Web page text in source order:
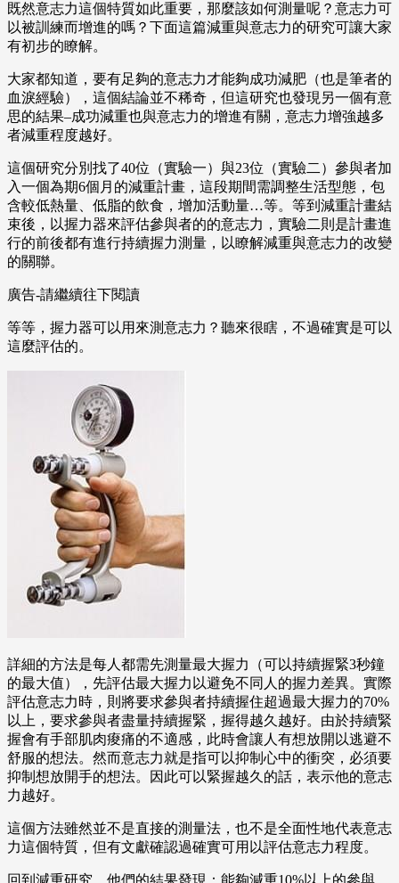
既然意志力這個特質如此重要，那麼該如何測量呢？意志力可
以被訓練而增進的嗎？下面這篇減重與意志力的研究可讓大家
有初步的瞭解。
大家都知道，要有足夠的意志力才能夠成功減肥（也是筆者的
血淚經驗），這個結論並不稀奇，但這研究也發現另一個有意
思的結果–成功減重也與意志力的增進有關，意志力增強越多
者減重程度越好。
這個研究分別找了40位（實驗一）與23位（實驗二）參與者加
入一個為期6個月的減重計畫，這段期間需調整生活型態，包
含較低熱量、低脂的飲食，增加活動量…等。等到減重計畫結
束後，以握力器來評估參與者的的意志力，實驗二則是計畫進
行的前後都有進行持續握力測量，以瞭解減重與意志力的改變
的關聯。
廣告-請繼續往下閱讀
等等，握力器可以用來測意志力？聽來很瞎，不過確實是可以
這麼評估的。
詳細的方法是每人都需先測量最大握力（可以持續握緊3秒鐘
的最大值），先評估最大握力以避免不同人的握力差異。實際
評估意志力時，則將要求參與者持續握住超過最大握力的70%
以上，要求參與者盡量持續握緊，握得越久越好。由於持續緊
握會有手部肌肉痠痛的不適感，此時會讓人有想放開以逃避不
舒服的想法。然而意志力就是指可以抑制心中的衝突，必須要
抑制想放開手的想法。因此可以緊握越久的話，表示他的意志
力越好。
這個方法雖然並不是直接的測量法，也不是全面性地代表意志
力這個特質，但有文獻確認過確實可用以評估意志力程度。